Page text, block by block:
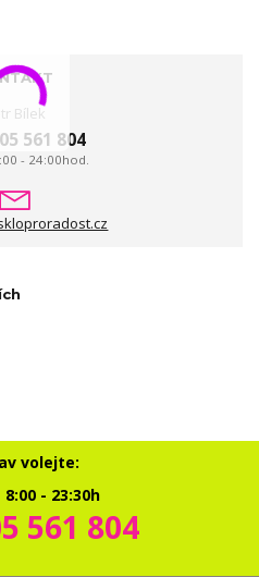
Bílek
561 804
- 24:00hod.
volejte:
- 23:30h
561 804